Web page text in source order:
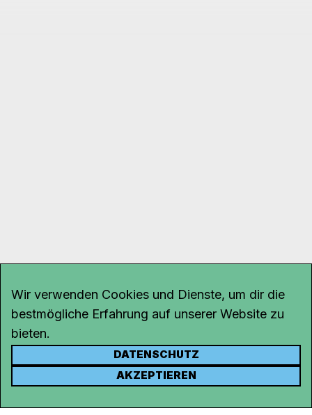
KONTAKT
Wir verwenden Cookies und Dienste, um dir die
bestmögliche Erfahrung auf unserer Website zu
bieten.
DATENSCHUTZ
AKZEPTIEREN